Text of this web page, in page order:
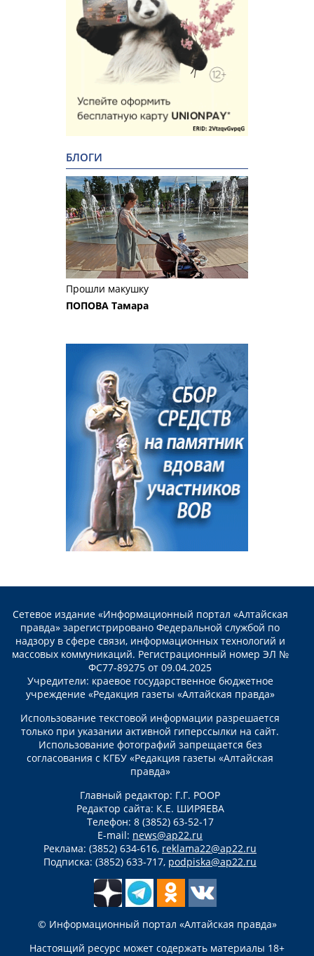
БЛОГИ
Прошли макушку
ПОПОВА Тамара
Сетевое издание «Информационный портал «Алтайская
правда» зарегистрировано Федеральной службой по
надзору в сфере связи, информационных технологий и
массовых коммуникаций. Регистрационный номер ЭЛ №
ФС77-89275 от 09.04.2025
Учредители: краевое государственное бюджетное
учреждение «Редакция газеты «Алтайская правда»
Использование текстовой информации разрешается
только при указании активной гиперссылки на сайт.
Использование фотографий запрещается без
согласования с КГБУ «Редакция газеты «Алтайская
правда»
Главный редактор: Г.Г. РООР
Редактор сайта: К.Е. ШИРЯЕВА
Телефон: 8 (3852) 63-52-17
E-mail: news@ap22.ru
Реклама: (3852) 634-616, reklama22@ap22.ru
Подписка: (3852) 633-717, podpiska@ap22.ru
© Информационный портал «Алтайская правда»
Настоящий ресурс может содержать материалы 18+